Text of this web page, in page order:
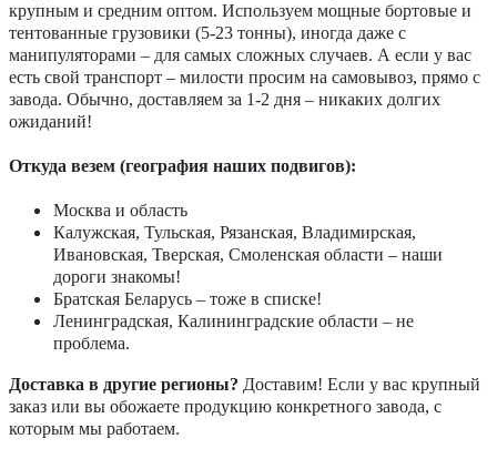
крупным и средним оптом. Используем мощные бортовые и
тентованные грузовики (5-23 тонны), иногда даже с
манипуляторами – для самых сложных случаев. А если у вас
есть свой транспорт – милости просим на самовывоз, прямо с
завода. Обычно, доставляем за 1-2 дня – никаких долгих
ожиданий!
Откуда везем (география наших подвигов):
Москва и область
Калужская, Тульская, Рязанская, Владимирская,
Ивановская, Тверская, Смоленская области – наши
дороги знакомы!
Братская Беларусь – тоже в списке!
Ленинградская, Калининградские области – не
проблема.
Доставка в другие регионы? Доставим! Если у вас крупный
заказ или вы обожаете продукцию конкретного завода, с
которым мы работаем.